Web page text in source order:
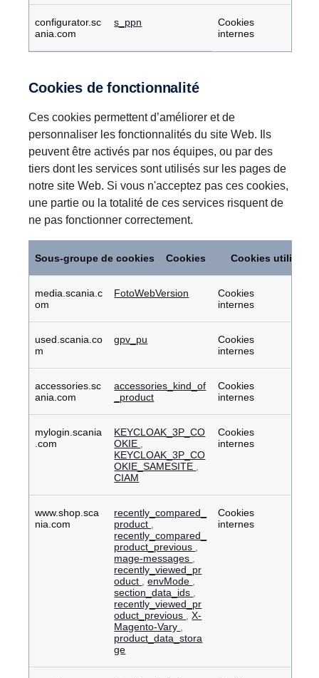
configurator.sc
ania.com
s_ppn
Cookies
internes
Cookies de fonctionnalité
Ces cookies permettent d’améliorer et de
personnaliser les fonctionnalités du site Web. Ils
peuvent être activés par nos équipes, ou par des
tiers dont les services sont utilisés sur les pages de
notre site Web. Si vous n'acceptez pas ces cookies,
une partie ou la totalité de ces services risquent de
ne pas fonctionner correctement.
fonctionnalité
Sous-groupe de cookies Cookies Cookies utilisés
media.scania.c
om
FotoWebVersion
Cookies
internes
used.scania.co
m
gpv_pu
Cookies
internes
accessories.sc
ania.com
accessories_kind_of
_product
Cookies
internes
mylogin.scania
.com
KEYCLOAK_3P_CO
OKIE
KEYCLOAK_3P_CO
OKIE_SAMESITE
CIAM
Cookies
internes
www.shop.sca
nia.com
recently_compared_
product
recently_compared_
product_previous
mage-messages
recently_viewed_pr
oduct
,envMode
section_data_ids
recently_viewed_pr
oduct_previous
,X-
Magento-Vary
product_data_stora
ge
Cookies
internes